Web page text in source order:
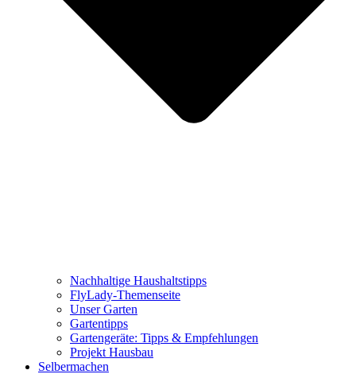
Nachhaltige Haushaltstipps
FlyLady-Themenseite
Unser Garten
Gartentipps
Gartengeräte: Tipps & Empfehlungen
Projekt Hausbau
Selbermachen